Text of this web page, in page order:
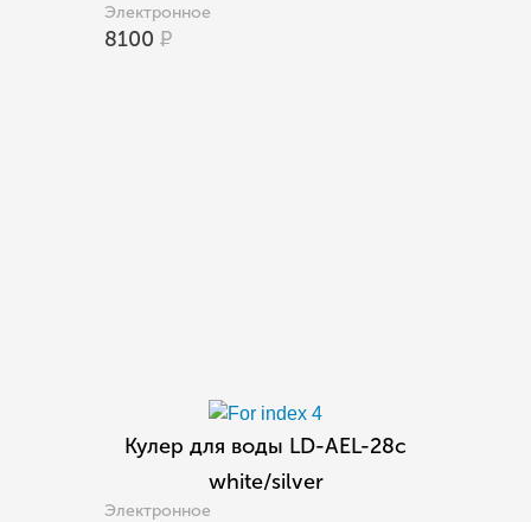
Электронное
8100 Р
Кулер для воды LD-AEL-28c
white/silver
Электронное